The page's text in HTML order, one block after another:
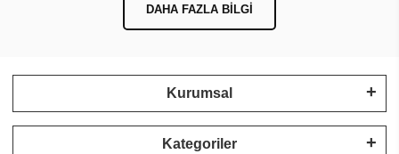
DAHA FAZLA BILGI
Kurumsal
Kategoriler